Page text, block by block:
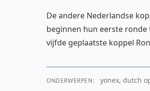
De andere Nederlandse
beginnen hun eerste ronde
vijfde geplaatste koppel
ONDERWERPEN: yonex, dutch